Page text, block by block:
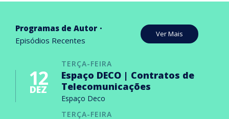
Programas de Autor
Episódios Recentes
Ver Mais
TERÇA-FEIRA
12
DEZ
Espaço DECO | Contratos de
Telecomunicações
Espaço Deco
TERÇA-FEIRA